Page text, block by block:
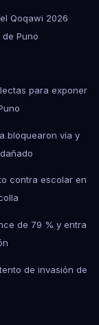
Qoqawi 2026
Puno
para exponer
bloquearon vía y
contra escolar en
de 79 % y entra
de invasión de